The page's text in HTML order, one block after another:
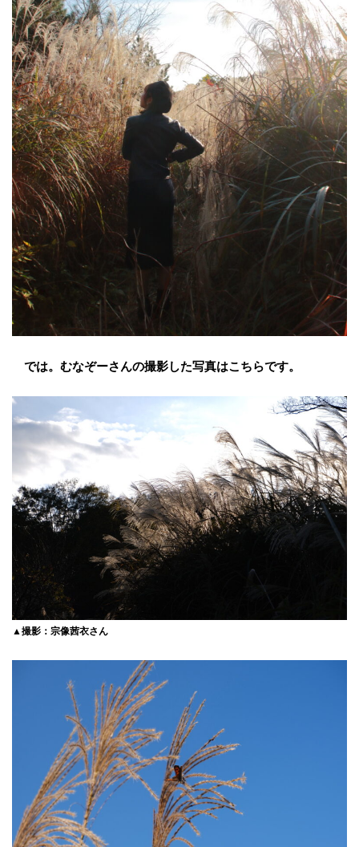
では。むなぞーさんの撮影した写真はこちらです。
▲撮影：宗像茜衣さん